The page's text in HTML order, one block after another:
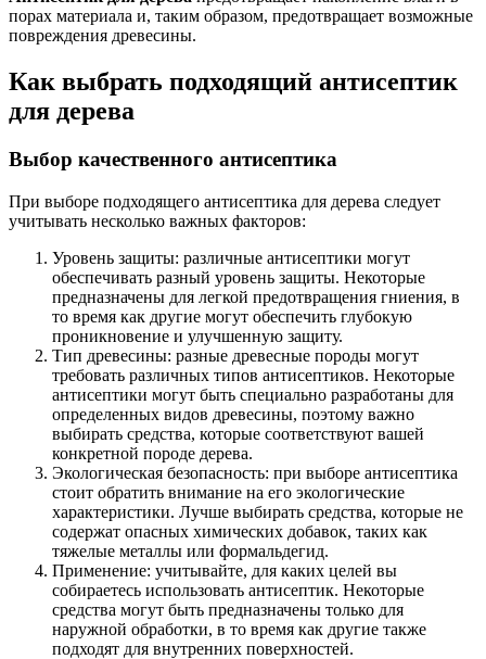
порах материала и, таким образом, предотвращает возможные
повреждения древесины.
Как выбрать подходящий антисептик
для дерева
Выбор качественного антисептика
При выборе подходящего антисептика для дерева следует
учитывать несколько важных факторов:
Уровень защиты: различные антисептики могут
обеспечивать разный уровень защиты. Некоторые
предназначены для легкой предотвращения гниения, в
то время как другие могут обеспечить глубокую
проникновение и улучшенную защиту.
Тип древесины: разные древесные породы могут
требовать различных типов антисептиков. Некоторые
антисептики могут быть специально разработаны для
определенных видов древесины, поэтому важно
выбирать средства, которые соответствуют вашей
конкретной породе дерева.
Экологическая безопасность: при выборе антисептика
стоит обратить внимание на его экологические
характеристики. Лучше выбирать средства, которые не
содержат опасных химических добавок, таких как
тяжелые металлы или формальдегид.
Применение: учитывайте, для каких целей вы
собираетесь использовать антисептик. Некоторые
средства могут быть предназначены только для
наружной обработки, в то время как другие также
подходят для внутренних поверхностей.